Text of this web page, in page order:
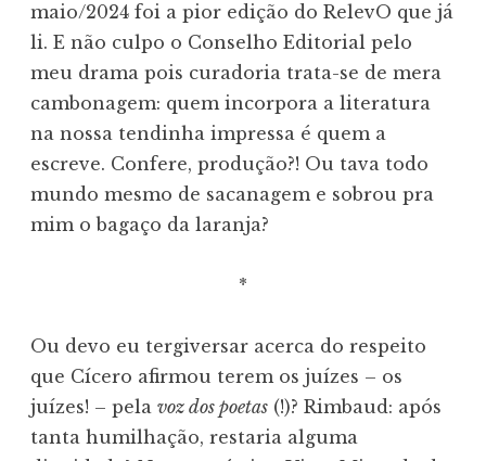
maio/2024 foi a pior edição do RelevO que já
li. E não culpo o Conselho Editorial pelo
meu drama pois curadoria trata-se de mera
cambonagem: quem incorpora a literatura
na nossa tendinha impressa é quem a
escreve. Confere, produção?! Ou tava todo
mundo mesmo de sacanagem e sobrou pra
mim o bagaço da laranja?
*
Ou devo eu tergiversar acerca do respeito
que Cícero afirmou terem os juízes – os
juízes! – pela voz dos poetas (!)? Rimbaud: após
tanta humilhação, restaria alguma